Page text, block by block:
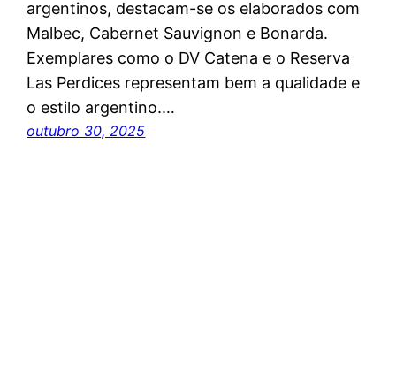
argentinos, destacam-se os elaborados com
Malbec, Cabernet Sauvignon e Bonarda.
Exemplares como o DV Catena e o Reserva
Las Perdices representam bem a qualidade e
o estilo argentino.…
outubro 30, 2025